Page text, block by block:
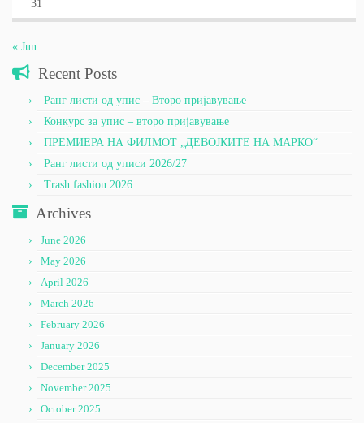
31
« Jun
Recent Posts
Ранг листи од упис – Второ пријавување
Конкурс за упис – второ пријавување
ПРЕМИЕРА НА ФИЛМОТ „ДЕВОЈКИТЕ НА МАРКО“
Ранг листи од уписи 2026/27
Trash fashion 2026
Archives
June 2026
May 2026
April 2026
March 2026
February 2026
January 2026
December 2025
November 2025
October 2025